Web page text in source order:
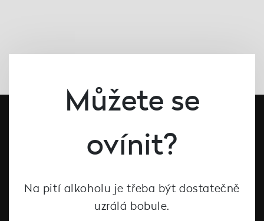
Můžete se
ovínit?
Na pití alkoholu je třeba být dostatečně
uzrálá bobule.